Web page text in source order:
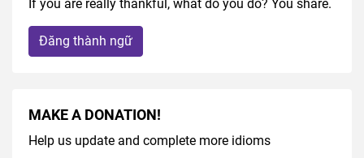
If you are really thankful, what do you do? You share.
Đăng thành ngữ
MAKE A DONATION!
Help us update and complete more idioms